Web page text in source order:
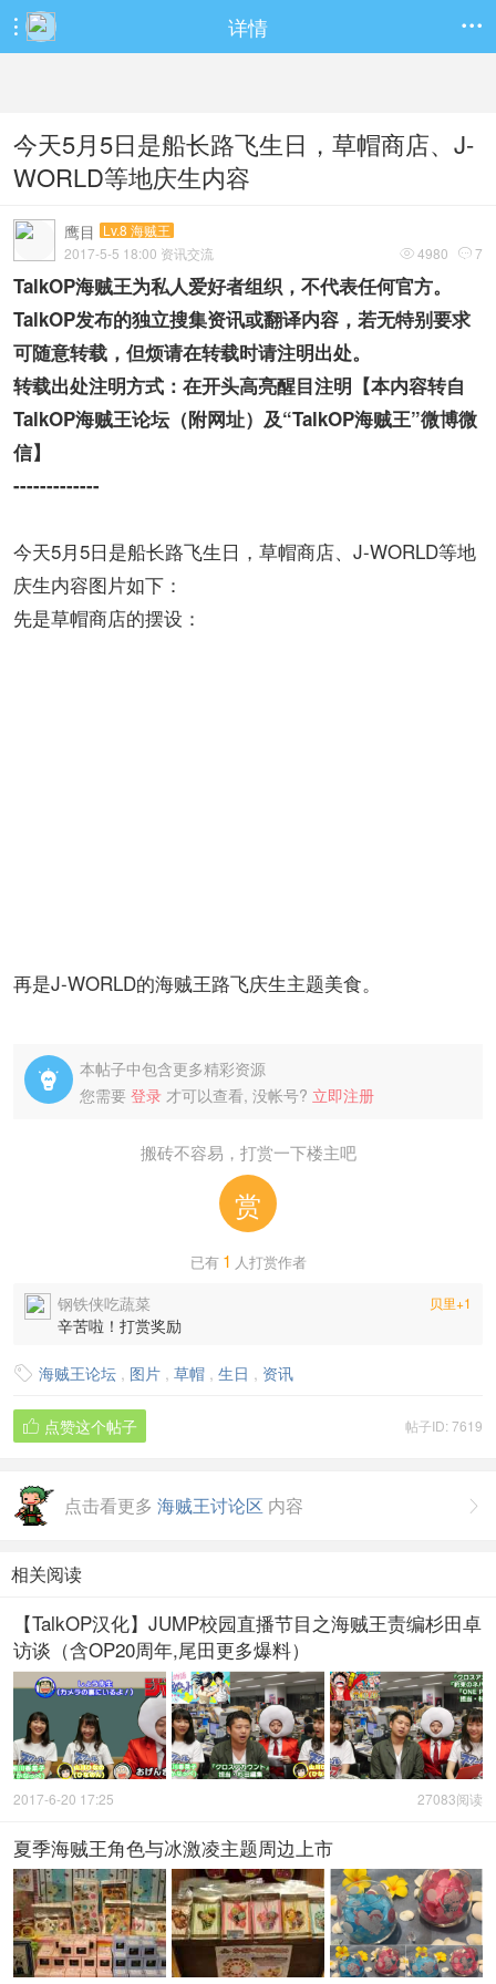
 详情 
今天5月5日是船长路飞生日，草帽商店、J-
WORLD等地庆生内容
鹰目 Lv.8 海贼王
 4980  7
2017-5-5 18:00 资讯交流
TalkOP海贼王为私人爱好者组织，不代表任何官方。​
TalkOP发布的独立搜集资讯或翻译内容，若无特别要求
可随意转载，但烦请在转载时请注明出处。
转载出处注明方式：在开头高亮醒目注明【本内容转自
TalkOP海贼王论坛（附网址）及“TalkOP海贼王”微博微
信】
-------------
今天5月5日是船长路飞生日，草帽商店、J-WORLD等地
庆生内容图片如下：
先是草帽商店的摆设：
再是J-WORLD的海贼王路飞庆生主题美食。

本帖子中包含更多精彩资源
您需要 登录 才可以查看, 没帐号? 立即注册
搬砖不容易，打赏一下楼主吧
赏
已有 1 人打赏作者
贝里+1
钢铁侠吃蔬菜
辛苦啦！打赏奖励
 海贼王论坛 , 图片 , 草帽 , 生日 , 资讯
帖子ID: 7619
 点赞这个帖子

点击看更多 海贼王讨论区 内容
相关阅读
【TalkOP汉化】JUMP校园直播节目之海贼王责编杉田卓
访谈（含OP20周年,尾田更多爆料）
27083阅读
2017-6-20 17:25
夏季海贼王角色与冰激凌主题周边上市